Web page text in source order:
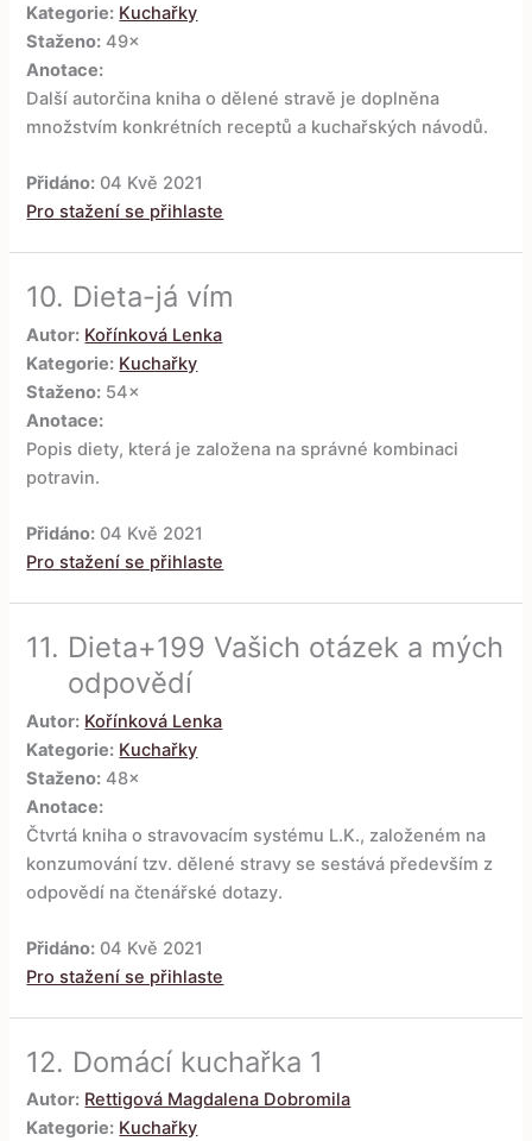
Kategorie: Kuchařky
Staženo: 49×
Anotace:
Další autorčina kniha o dělené stravě je doplněna
množstvím konkrétních receptů a kuchařských návodů.
Přidáno: 04 Kvě 2021
Pro stažení se přihlaste
10. Dieta-já vím
Autor: Kořínková Lenka
Kategorie: Kuchařky
Staženo: 54×
Anotace:
Popis diety, která je založena na správné kombinaci
potravin.
Přidáno: 04 Kvě 2021
Pro stažení se přihlaste
11. Dieta+199 Vašich otázek a mých
odpovědí
Autor: Kořínková Lenka
Kategorie: Kuchařky
Staženo: 48×
Anotace:
Čtvrtá kniha o stravovacím systému L.K., založeném na
konzumování tzv. dělené stravy se sestává především z
odpovědí na čtenářské dotazy.
Přidáno: 04 Kvě 2021
Pro stažení se přihlaste
12. Domácí kuchařka 1
Autor: Rettigová Magdalena Dobromila
Kategorie: Kuchařky